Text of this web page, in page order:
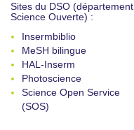
Sites du DSO (département
Science Ouverte) :
Insermbiblio
MeSH bilingue
HAL-Inserm
Photoscience
Science Open Service
(SOS)